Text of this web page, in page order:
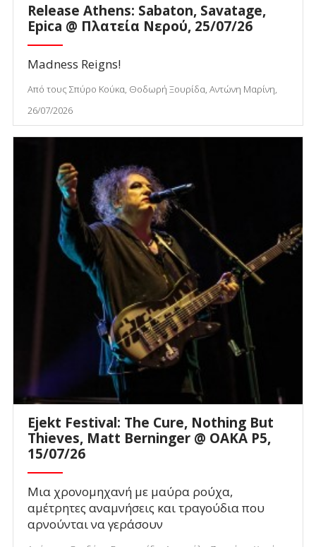
Release Athens: Sabaton, Savatage,
Epica @ Πλατεία Νερού, 25/07/26
Madness Reigns!
Από τους Σπύρο Κούκα, Θοδωρή Ξουρίδα, Αντώνη Μαρίνη,
26/07/2026
Ejekt Festival: The Cure, Nothing But
Thieves, Matt Berninger @ ΟΑΚΑ P5,
15/07/26
Μια χρονομηχανή με μαύρα ρούχα,
αμέτρητες αναμνήσεις και τραγούδια που
αρνούνται να γεράσουν